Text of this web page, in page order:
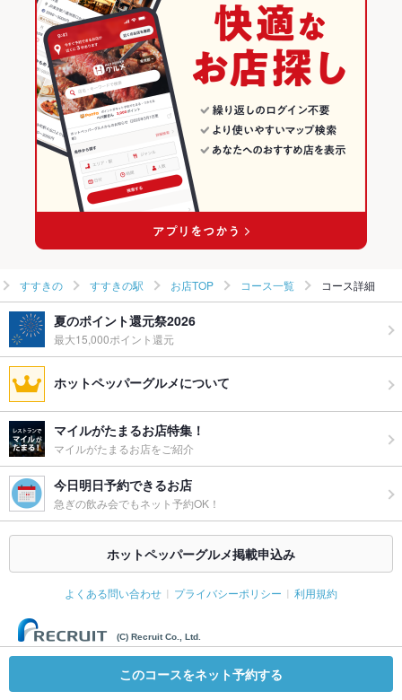
【全席個室】炙り旬（あぶりしゅん）狸小路駅前店
【全席個室】炙り旬（あぶりしゅん）南5条別邸
海鮮個室酒場 伊まり 大通駅前店
その他の関連店舗
焼き鳥・鶏料理
すすきの × 和食
すすきの × 焼き鳥・鶏料理
狸小路駅 × 和食
狸小路駅 × 焼き鳥・鶏料理
北海道 × 居酒屋
北海道 × 海鮮
北海道 × 和食
北海道 × 焼き鳥・鶏料理
すすきののグルメランキング
すすきのの居酒屋ランキング
すすきのの海鮮ランキング
すすきの駅のグルメランキング
すすきの駅の居酒屋ランキング
すすきの駅の海鮮ランキング
すすきの すすきの駅 お店TOP コース一覧 コース詳細
夏のポイント還元祭2026
最大15,000ポイント還元
ホットペッパーグルメについて
マイルがたまるお店特集！
マイルがたまるお店をご紹介
今日明日予約できるお店
急ぎの飲み会でもネット予約OK！
ホットペッパーグルメ掲載申込み
よくある問い合わせ プライバシーポリシー 利用規約
(C) Recruit Co., Ltd.
このコースをネット予約する